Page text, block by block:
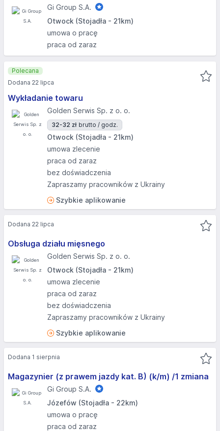
Gi Group S.A.
Otwock (Stojadła - 21km)
umowa o pracę
praca od zaraz
Wykładanie towaru
Golden Serwis Sp. z o. o.
32-32 zł brutto / godz.
Otwock (Stojadła - 21km)
umowa zlecenie
praca od zaraz
bez doświadczenia
Zapraszamy pracowników z Ukrainy
Szybkie aplikowanie
Polecana
Dodana 22 lipca
Obsługa działu mięsnego
Golden Serwis Sp. z o. o.
Otwock (Stojadła - 21km)
umowa zlecenie
praca od zaraz
bez doświadczenia
Zapraszamy pracowników z Ukrainy
Szybkie aplikowanie
Dodana 22 lipca
Magazynier (z prawem jazdy kat. B) (k/m) /1 zmiana
Gi Group S.A.
Józefów (Stojadła - 22km)
umowa o pracę
praca od zaraz
Dodana 1 sierpnia